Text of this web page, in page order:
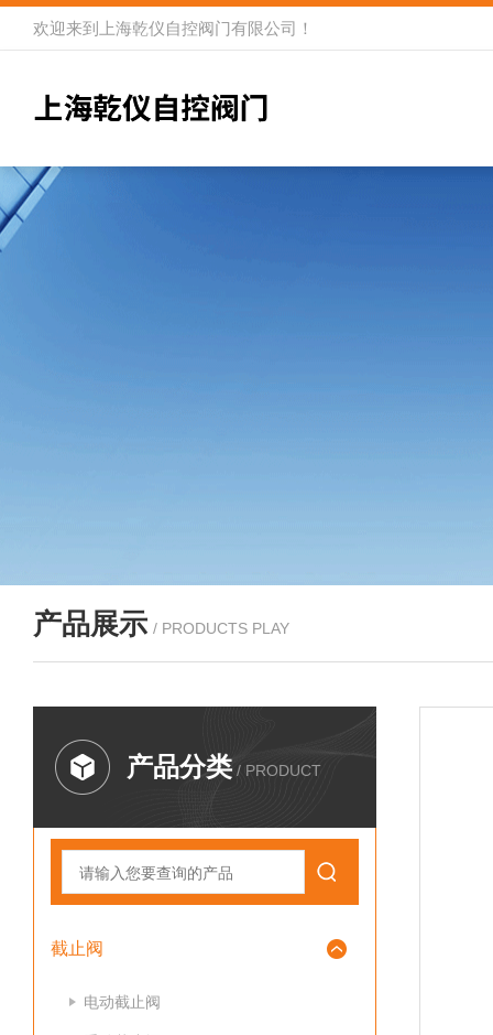
欢迎来到 上海乾仪自控阀门有限公司 ！
产品展示 / PRODUCTS PLAY
产品分类 / PRODUCT
截止阀
电动截止阀